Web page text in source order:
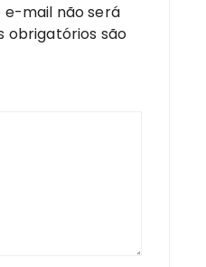
e-mail não será
obrigatórios são